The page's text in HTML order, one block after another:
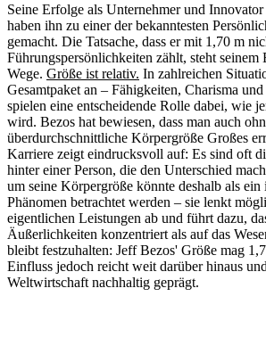
Seine Erfolge als Unternehmer und
haben ihn zu einer der bekanntesten
gemacht. Die Tatsache, dass er mit 1,70 m
Führungspersönlichkeiten zählt, steht
Wege. Größe ist relativ. In zahlreichen
Gesamtpaket an – Fähigkeiten, Charisma
spielen eine entscheidende Rolle dabei, wie
wird. Bezos hat bewiesen, dass man auch
überdurchschnittliche Körpergröße Großes
Karriere zeigt eindrucksvoll auf: Es sind oft
hinter einer Person, die den Unterschied
um seine Körpergröße könnte deshalb als ein
Phänomen betrachtet werden – sie lenkt
eigentlichen Leistungen ab und führt dazu,
Äußerlichkeiten konzentriert als auf das
bleibt festzuhalten: Jeff Bezos' Größe mag
Einfluss jedoch reicht weit darüber hinaus
Weltwirtschaft nachhaltig geprägt.